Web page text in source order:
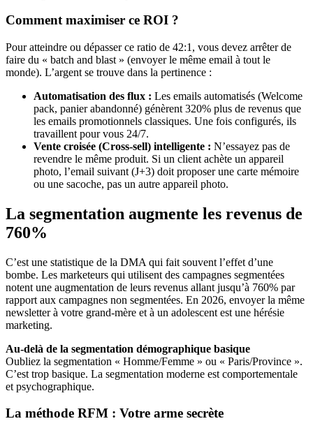
Comment maximiser ce ROI ?
Pour atteindre ou dépasser ce ratio de 42:1, vous devez arrêter de
faire du « batch and blast » (envoyer le même email à tout le
monde). L’argent se trouve dans la pertinence :
Automatisation des flux : Les emails automatisés (Welcome
pack, panier abandonné) génèrent 320% plus de revenus que
les emails promotionnels classiques. Une fois configurés, ils
travaillent pour vous 24/7.
Vente croisée (Cross-sell) intelligente : N’essayez pas de
revendre le même produit. Si un client achète un appareil
photo, l’email suivant (J+3) doit proposer une carte mémoire
ou une sacoche, pas un autre appareil photo.
La segmentation augmente les revenus de
760%
C’est une statistique de la DMA qui fait souvent l’effet d’une
bombe. Les marketeurs qui utilisent des campagnes segmentées
notent une augmentation de leurs revenus allant jusqu’à 760% par
rapport aux campagnes non segmentées. En 2026, envoyer la même
newsletter à votre grand-mère et à un adolescent est une hérésie
marketing.
Au-delà de la segmentation démographique basique
Oubliez la segmentation « Homme/Femme » ou « Paris/Province ».
C’est trop basique. La segmentation moderne est comportementale
et psychographique.
La méthode RFM : Votre arme secrète